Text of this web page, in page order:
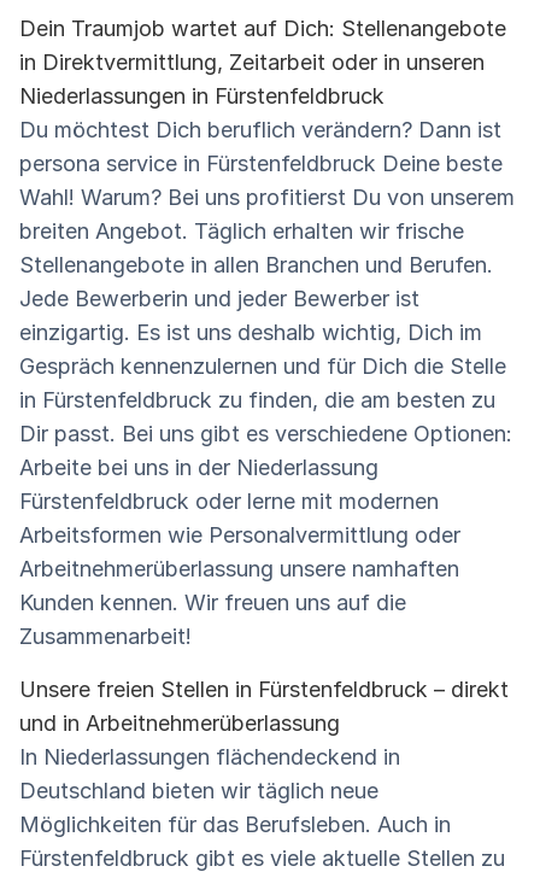
Dein Traumjob wartet auf Dich: Stellenangebote
in Direktvermittlung, Zeitarbeit oder in unseren
Niederlassungen in Fürstenfeldbruck
Du möchtest Dich beruflich verändern? Dann ist
persona service in Fürstenfeldbruck Deine beste
Wahl! Warum? Bei uns profitierst Du von unserem
breiten Angebot. Täglich erhalten wir frische
Stellenangebote in allen Branchen und Berufen.
Jede Bewerberin und jeder Bewerber ist
einzigartig. Es ist uns deshalb wichtig, Dich im
Gespräch kennenzulernen und für Dich die Stelle
in Fürstenfeldbruck zu finden, die am besten zu
Dir passt. Bei uns gibt es verschiedene Optionen:
Arbeite bei uns in der Niederlassung
Fürstenfeldbruck oder lerne mit modernen
Arbeitsformen wie Personalvermittlung oder
Arbeitnehmerüberlassung unsere namhaften
Kunden kennen. Wir freuen uns auf die
Zusammenarbeit!
Unsere freien Stellen in Fürstenfeldbruck – direkt
und in Arbeitnehmerüberlassung
In Niederlassungen flächendeckend in
Deutschland bieten wir täglich neue
Möglichkeiten für das Berufsleben. Auch in
Fürstenfeldbruck gibt es viele aktuelle Stellen zu